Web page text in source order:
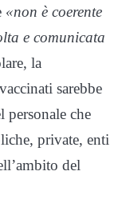
«non è coerente
e comunicata
la
sarebbe
personale che
private, enti
del